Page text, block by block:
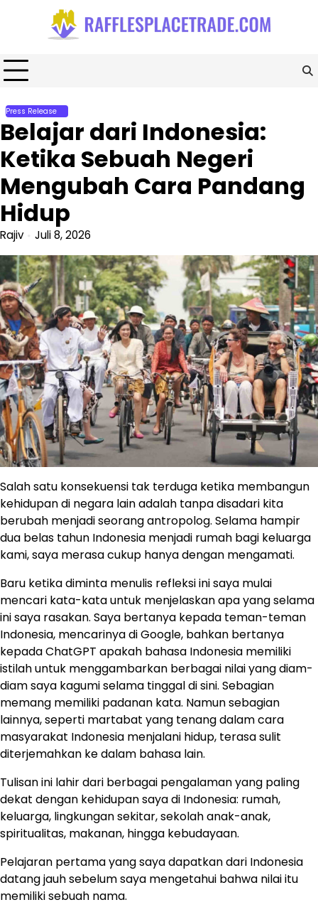
Press Release
Belajar dari Indonesia:
Ketika Sebuah Negeri
Mengubah Cara Pandang
Hidup
Rajiv Juli 8, 2026
Salah satu konsekuensi tak terduga ketika membangun
kehidupan di negara lain adalah tanpa disadari kita
berubah menjadi seorang antropolog. Selama hampir
dua belas tahun Indonesia menjadi rumah bagi keluarga
kami, saya merasa cukup hanya dengan mengamati.
Baru ketika diminta menulis refleksi ini saya mulai
mencari kata-kata untuk menjelaskan apa yang selama
ini saya rasakan. Saya bertanya kepada teman-teman
Indonesia, mencarinya di Google, bahkan bertanya
kepada ChatGPT apakah bahasa Indonesia memiliki
istilah untuk menggambarkan berbagai nilai yang diam-
diam saya kagumi selama tinggal di sini. Sebagian
memang memiliki padanan kata. Namun sebagian
lainnya, seperti martabat yang tenang dalam cara
masyarakat Indonesia menjalani hidup, terasa sulit
diterjemahkan ke dalam bahasa lain.
Tulisan ini lahir dari berbagai pengalaman yang paling
dekat dengan kehidupan saya di Indonesia: rumah,
keluarga, lingkungan sekitar, sekolah anak-anak,
spiritualitas, makanan, hingga kebudayaan.
Pelajaran pertama yang saya dapatkan dari Indonesia
datang jauh sebelum saya mengetahui bahwa nilai itu
memiliki sebuah nama.